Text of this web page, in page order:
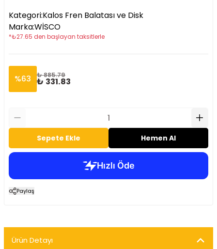
Kategori:Kalos Fren Balatası ve Disk
Marka:WİSCO
*₺27.65 den başlayan taksitlerle
%63 ₺ 885.79
₺ 331.83
Sepete Ekle Hemen Al
Paylaş
Ürün Detayı